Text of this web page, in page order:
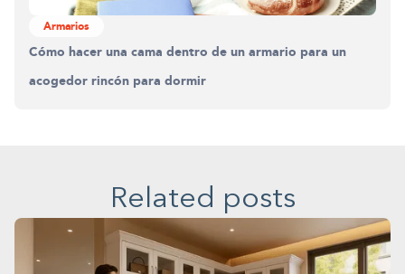
Armarios
Cómo hacer una cama dentro de un armario para un
acogedor rincón para dormir
Related posts